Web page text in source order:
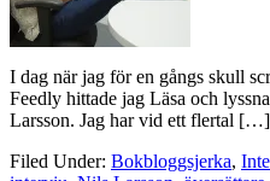
I dag när jag för en gångs skull
Feedly hittade jag Läsa och
Larsson. Jag har vid ett flertal […]
Filed Under: Bokbloggsjerka,